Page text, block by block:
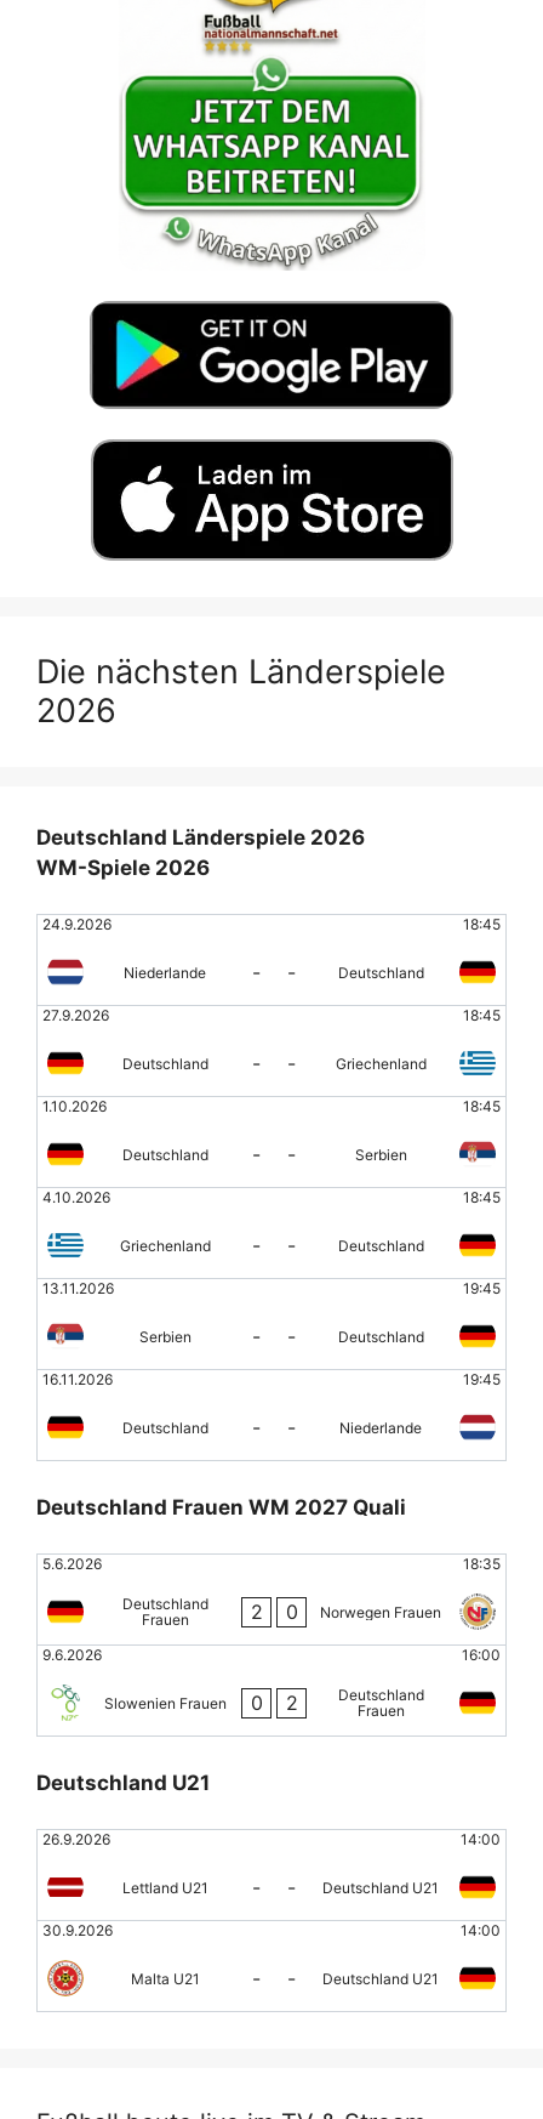
Die nächsten Länderspiele
2026
Deutschland Länderspiele 2026
WM-Spiele 2026
24.9.2026 18:45
Niederlande - - Deutschland
27.9.2026 18:45
Deutschland - - Griechenland
1.10.2026 18:45
Deutschland - - Serbien
4.10.2026 18:45
Griechenland - - Deutschland
13.11.2026 19:45
Serbien - - Deutschland
16.11.2026 19:45
Deutschland - - Niederlande
Deutschland Frauen WM 2027 Quali
5.6.2026 18:35
Deutschland
Frauen
2 0 Norwegen Frauen
9.6.2026 16:00
Slowenien Frauen 0 2
Deutschland
Frauen
Deutschland U21
26.9.2026 14:00
Lettland U21 - - Deutschland U21
30.9.2026 14:00
Malta U21 - - Deutschland U21